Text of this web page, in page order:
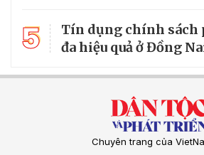
5
Tín dụng chính sách
đa hiệu quả ở Đồng
Chuyên trang của